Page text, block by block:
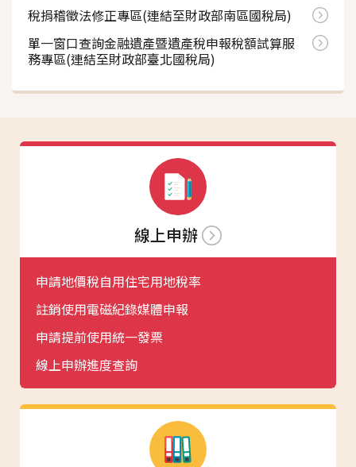
稅捐稽徵法修正專區(連結至財政部南區國稅局)
單一窗口查詢金融遺產暨遺產稅申報稅額試算服
務專區(連結至財政部臺北國稅局)
線上申辦
申請地價稅自用住宅用地稅率
註銷使用電磁紀錄媒體申報
申請提前使用統一發票
線上申辦進度查詢